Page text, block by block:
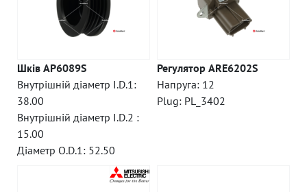
Шків AP6089S
Внутрішній діаметр I.D.1:
38.00
Внутрішній діаметр I.D.2 :
15.00
Діаметр O.D.1: 52.50
Регулятор ARE6202S
Напруга: 12
Plug: PL_3402